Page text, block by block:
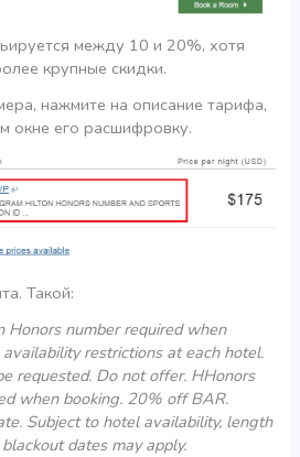
между 10 и 20%, хотя
крупные скидки.
нажмите на описание тарифа,
окне его расшифровку.
Такой:
Honors number required when
restrictions at each hotel.
requested. Do not offer. HHonors
when booking. 20% off BAR.
Subject to hotel availability, length
dates may apply.